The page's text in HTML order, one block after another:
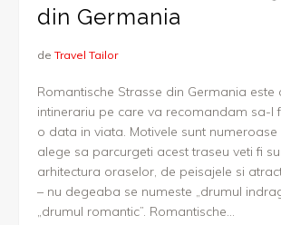
din Germania
de Travel Tailor
Romantische Strasse din Germania este
intinerariu pe care va recomandam sa-l
o data in viata. Motivele sunt
alege sa parcurgeti acest traseu veti fi
arhitectura oraselor, de peisajele si
– nu degeaba se numeste „drumul
„drumul romantic”. Romantische...